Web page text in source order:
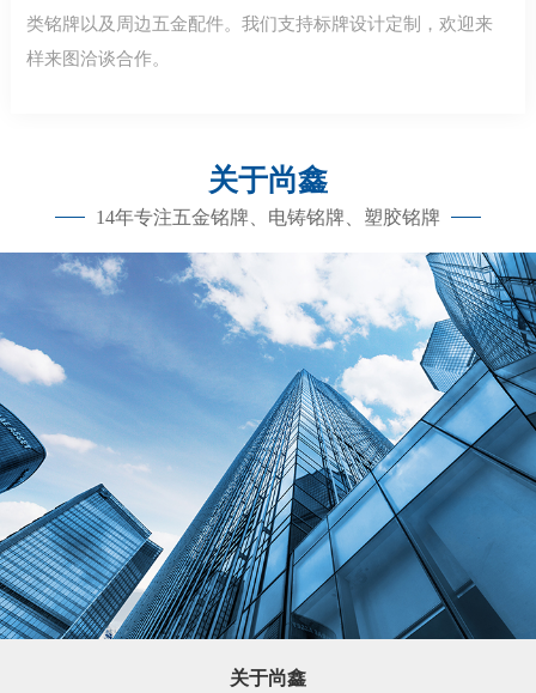
类铭牌以及周边五金配件。我们支持标牌设计定制，欢迎来
样来图洽谈合作。
关于尚鑫
14年专注五金铭牌、电铸铭牌、塑胶铭牌
关于尚鑫